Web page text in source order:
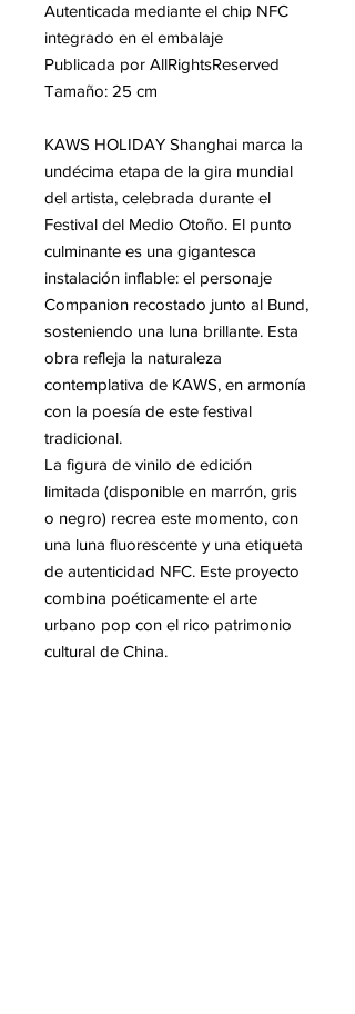
Autenticada mediante el chip NFC
integrado en el embalaje
Publicada por AllRightsReserved
Tamaño: 25 cm
KAWS HOLIDAY Shanghai marca la
undécima etapa de la gira mundial
del artista, celebrada durante el
Festival del Medio Otoño. El punto
culminante es una gigantesca
instalación inflable: el personaje
Companion recostado junto al Bund,
sosteniendo una luna brillante. Esta
obra refleja la naturaleza
contemplativa de KAWS, en armonía
con la poesía de este festival
tradicional.
La figura de vinilo de edición
limitada (disponible en marrón, gris
o negro) recrea este momento, con
una luna fluorescente y una etiqueta
de autenticidad NFC. Este proyecto
combina poéticamente el arte
urbano pop con el rico patrimonio
cultural de China.